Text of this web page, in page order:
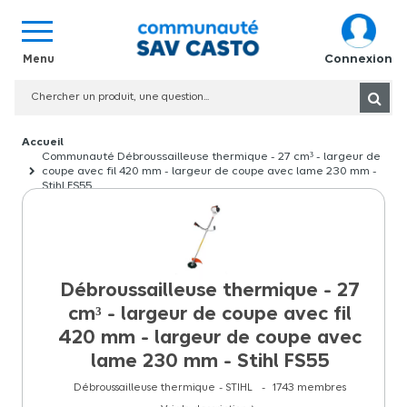
Connexion
Communauté Débroussailleuse thermique - 27 cm³ - largeur de
coupe avec fil 420 mm - largeur de coupe avec lame 230 mm -
Stihl FS55
Débroussailleuse thermique - 27
cm³ - largeur de coupe avec fil
420 mm - largeur de coupe avec
lame 230 mm - Stihl FS55
Débroussailleuse thermique STIHL 1743 membres